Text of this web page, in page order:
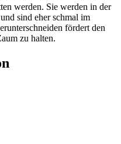
werden. Sie werden in der
sind eher schmal im
fördert den
zu halten.